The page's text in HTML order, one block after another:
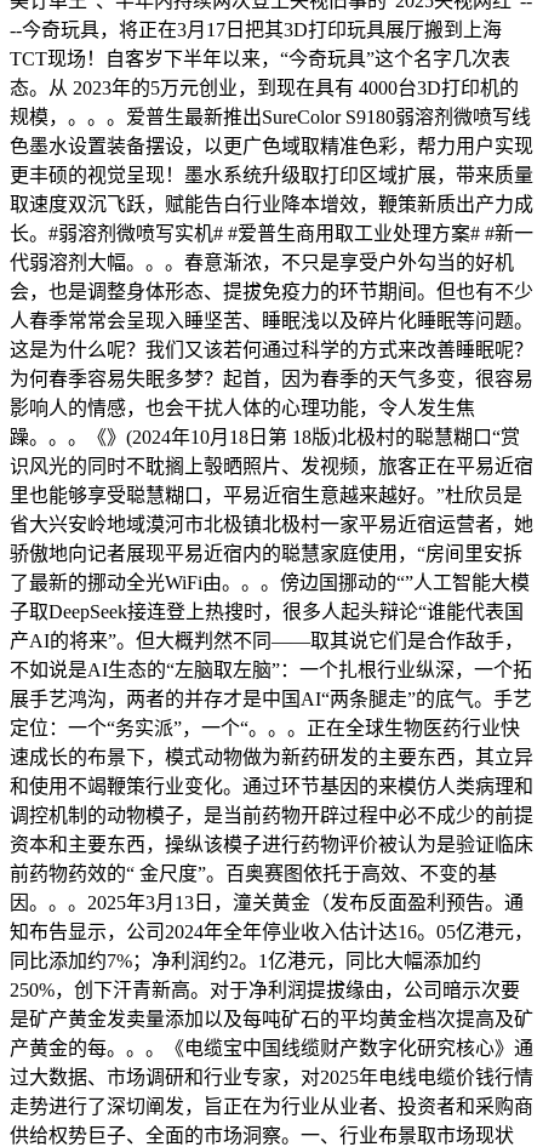
--今奇玩具，将正在3月17日把其3D打印玩具展厅搬到上海
TCT现场！自客岁下半年以来，“今奇玩具”这个名字几次表
态。从 2023年的5万元创业，到现在具有 4000台3D打印机的
规模，。。。爱普生最新推出SureColor S9180弱溶剂微喷写线
色墨水设置装备摆设，以更广色域取精准色彩，帮力用户实现
更丰硕的视觉呈现！墨水系统升级取打印区域扩展，带来质量
取速度双沉飞跃，赋能告白行业降本增效，鞭策新质出产力成
长。#弱溶剂微喷写实机# #爱普生商用取工业处理方案# #新一
代弱溶剂大幅。。。春意渐浓，不只是享受户外勾当的好机
会，也是调整身体形态、提拔免疫力的环节期间。但也有不少
人春季常常会呈现入睡坚苦、睡眠浅以及碎片化睡眠等问题。
这是为什么呢？我们又该若何通过科学的方式来改善睡眠呢？
为何春季容易失眠多梦？起首，因为春季的天气多变，很容易
影响人的情感，也会干扰人体的心理功能，令人发生焦
躁。。。《》(2024年10月18日第 18版)北极村的聪慧糊口“赏
识风光的同时不耽搁上彀晒照片、发视频，旅客正在平易近宿
里也能够享受聪慧糊口，平易近宿生意越来越好。”杜欣员是
省大兴安岭地域漠河市北极镇北极村一家平易近宿运营者，她
骄傲地向记者展现平易近宿内的聪慧家庭使用，“房间里安拆
了最新的挪动全光WiFi由。。。傍边国挪动的“”人工智能大模
子取DeepSeek接连登上热搜时，很多人起头辩论“谁能代表国
产AI的将来”。但大概判然不同——取其说它们是合作敌手，
不如说是AI生态的“左脑取左脑”：一个扎根行业纵深，一个拓
展手艺鸿沟，两者的并存才是中国AI“两条腿走”的底气。手艺
定位：一个“务实派”，一个“。。。正在全球生物医药行业快
速成长的布景下，模式动物做为新药研发的主要东西，其立异
和使用不竭鞭策行业变化。通过环节基因的来模仿人类病理和
调控机制的动物模子，是当前药物开辟过程中必不成少的前提
资本和主要东西，操纵该模子进行药物评价被认为是验证临床
前药物药效的“ 金尺度”。百奥赛图依托于高效、不变的基
因。。。2025年3月13日，潼关黄金（发布反面盈利预告。通
知布告显示，公司2024年全年停业收入估计达16。05亿港元，
同比添加约7%；净利润约2。1亿港元，同比大幅添加约
250%，创下汗青新高。对于净利润提拔缘由，公司暗示次要
是矿产黄金发卖量添加以及每吨矿石的平均黄金档次提高及矿
产黄金的每。。。《电缆宝中国线缆财产数字化研究核心》通
过大数据、市场调研和行业专家，对2025年电线电缆价钱行情
走势进行了深切阐发，旨正在为行业从业者、投资者和采购商
供给权势巨子、全面的市场洞察。一、行业布景取市场现状